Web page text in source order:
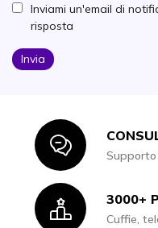
Inviami un'email di
risposta
Invia
Icon
Icon3000+
Cuffie,